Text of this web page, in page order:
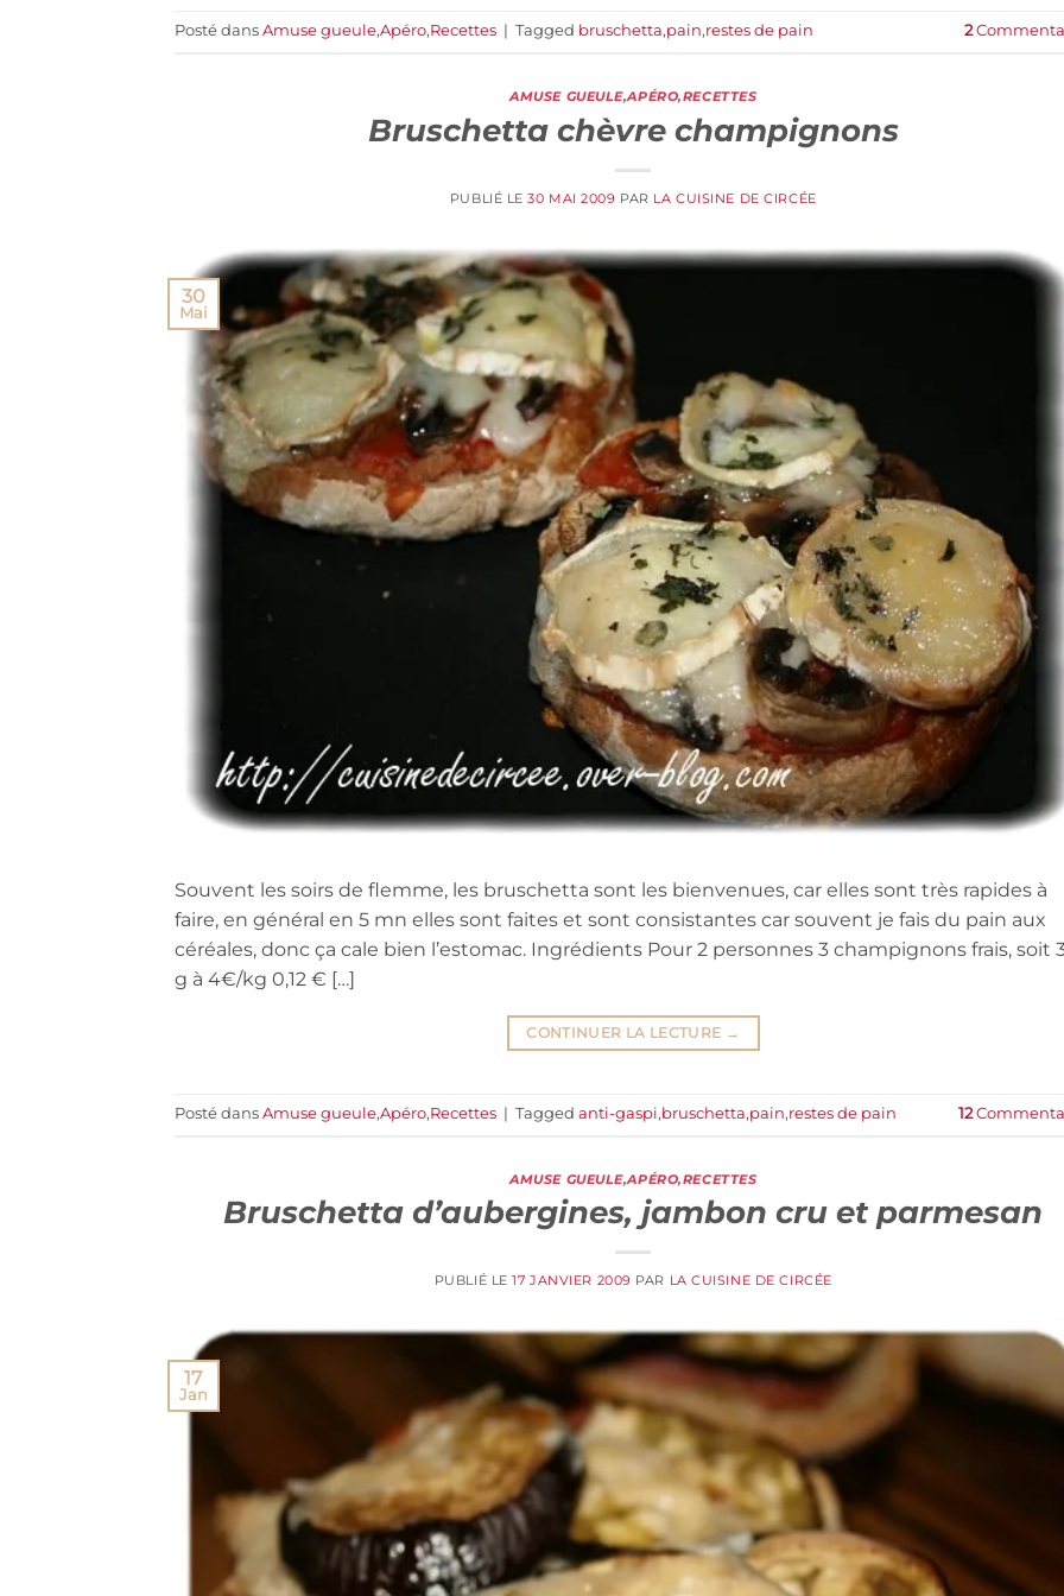
Posté dans Amuse gueule,Apéro,Recettes | Tagged bruschetta,pain,restes de pain 2
AMUSE GUEULE,APÉRO,RECETTES
Bruschetta chèvre champignons
PUBLIÉ LE30 MAI 2009 PAR LA CUISINE DE CIRCÉE
30
Mai
Souvent les soirs de flemme, les bruschetta sont les bienvenues, car elles sont très rapides à
faire, en général en 5 mn elles sont faites et sont consistantes car souvent je fais du pain aux
céréales, donc ça cale bien l’estomac. Ingrédients Pour 2 personnes 3 champignons frais, soit
g à 4€/kg 0,12 € […]
CONTINUER LA LECTURE →
Posté dans Amuse gueule,Apéro,Recettes | Tagged anti-gaspi,bruschetta,pain,restes de pain 12
AMUSE GUEULE,APÉRO,RECETTES
Bruschetta d’aubergines, jambon cru et parmesan
PUBLIÉ LE17 JANVIER 2009 PAR LA CUISINE DE CIRCÉE
17
Jan